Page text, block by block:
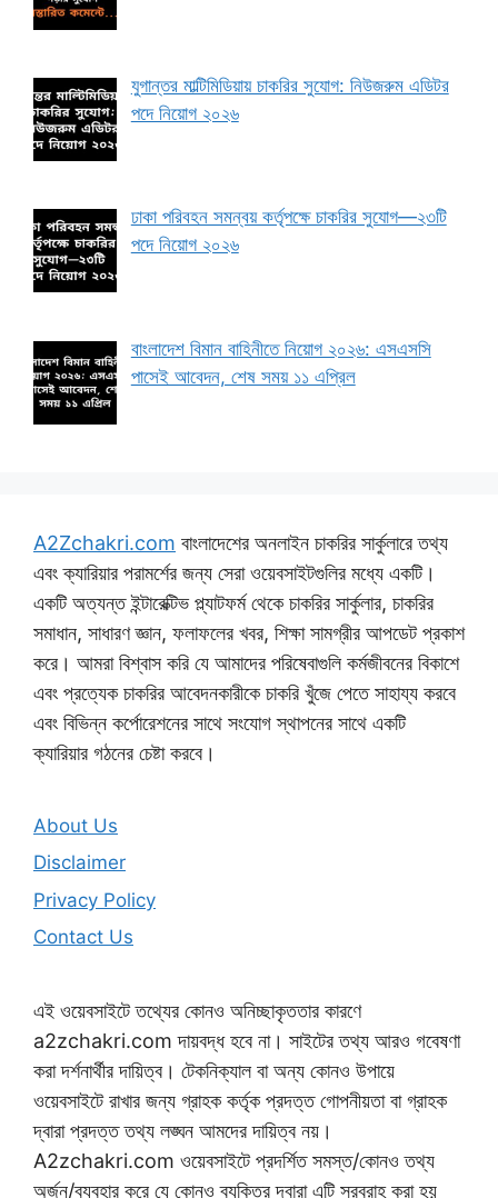
যুগান্তর মাল্টিমিডিয়ায় চাকরির সুযোগ: নিউজরুম এডিটর
পদে নিয়োগ ২০২৬
ঢাকা পরিবহন সমন্বয় কর্তৃপক্ষে চাকরির সুযোগ—২৩টি
পদে নিয়োগ ২০২৬
বাংলাদেশ বিমান বাহিনীতে নিয়োগ ২০২৬: এসএসসি
পাসেই আবেদন, শেষ সময় ১১ এপ্রিল
A2Zchakri.com বাংলাদেশের অনলাইন চাকরির সার্কুলারে তথ্য
এবং ক্যারিয়ার পরামর্শের জন্য সেরা ওয়েবসাইটগুলির মধ্যে একটি।
একটি অত্যন্ত ইন্টারেক্টিভ প্ল্যাটফর্ম থেকে চাকরির সার্কুলার, চাকরির
সমাধান, সাধারণ জ্ঞান, ফলাফলের খবর, শিক্ষা সামগ্রীর আপডেট প্রকাশ
করে। আমরা বিশ্বাস করি যে আমাদের পরিষেবাগুলি কর্মজীবনের বিকাশে
এবং প্রত্যেক চাকরির আবেদনকারীকে চাকরি খুঁজে পেতে সাহায্য করবে
এবং বিভিন্ন কর্পোরেশনের সাথে সংযোগ স্থাপনের সাথে একটি
ক্যারিয়ার গঠনের চেষ্টা করবে।
About Us
Disclaimer
Privacy Policy
Contact Us
এই ওয়েবসাইটে তথ্যের কোনও অনিচ্ছাকৃততার কারণে
a2zchakri.com দায়বদ্ধ হবে না। সাইটের তথ্য আরও গবেষণা
করা দর্শনার্থীর দায়িত্ব। টেকনিক্যাল বা অন্য কোনও উপায়ে
ওয়েবসাইটে রাখার জন্য গ্রাহক কর্তৃক প্রদত্ত গোপনীয়তা বা গ্রাহক
দ্বারা প্রদত্ত তথ্য লঙ্ঘন আমদের দায়িত্ব নয়।
A2zchakri.com ওয়েবসাইটে প্রদর্শিত সমস্ত/কোনও তথ্য
অর্জন/ব্যবহার করে যে কোনও ব্যক্তির দ্বারা এটি সরবরাহ করা হয়